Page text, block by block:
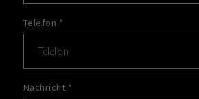
Telefon *
Nachricht *